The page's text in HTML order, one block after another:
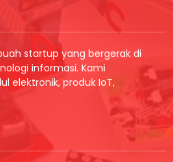
startup yang bergerak di
informasi. Kami
elektronik, produk IoT,